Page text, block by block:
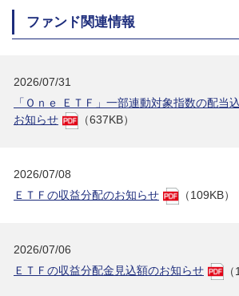
ファンド関連情報
2026/07/31
「Ｏｎｅ ＥＴＦ」一部連動対象指数の配当
お知らせ
（637KB）
2026/07/08
ＥＴＦの収益分配のお知らせ
（109KB）
2026/07/06
ＥＴＦの収益分配金見込額のお知らせ